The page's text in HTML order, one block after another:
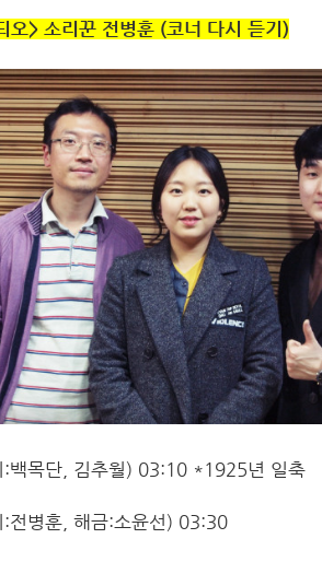
오> 소리꾼 전병훈 (코너 다시 듣기)
:백목단, 김추월) 03:10 *1925년 일축
:전병훈, 해금:소윤선) 03:30